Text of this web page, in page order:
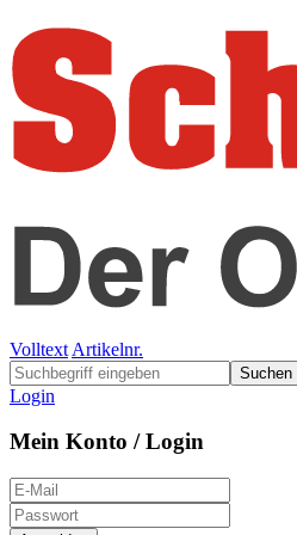
Volltext Artikelnr.
Suchen
Login
Mein Konto / Login